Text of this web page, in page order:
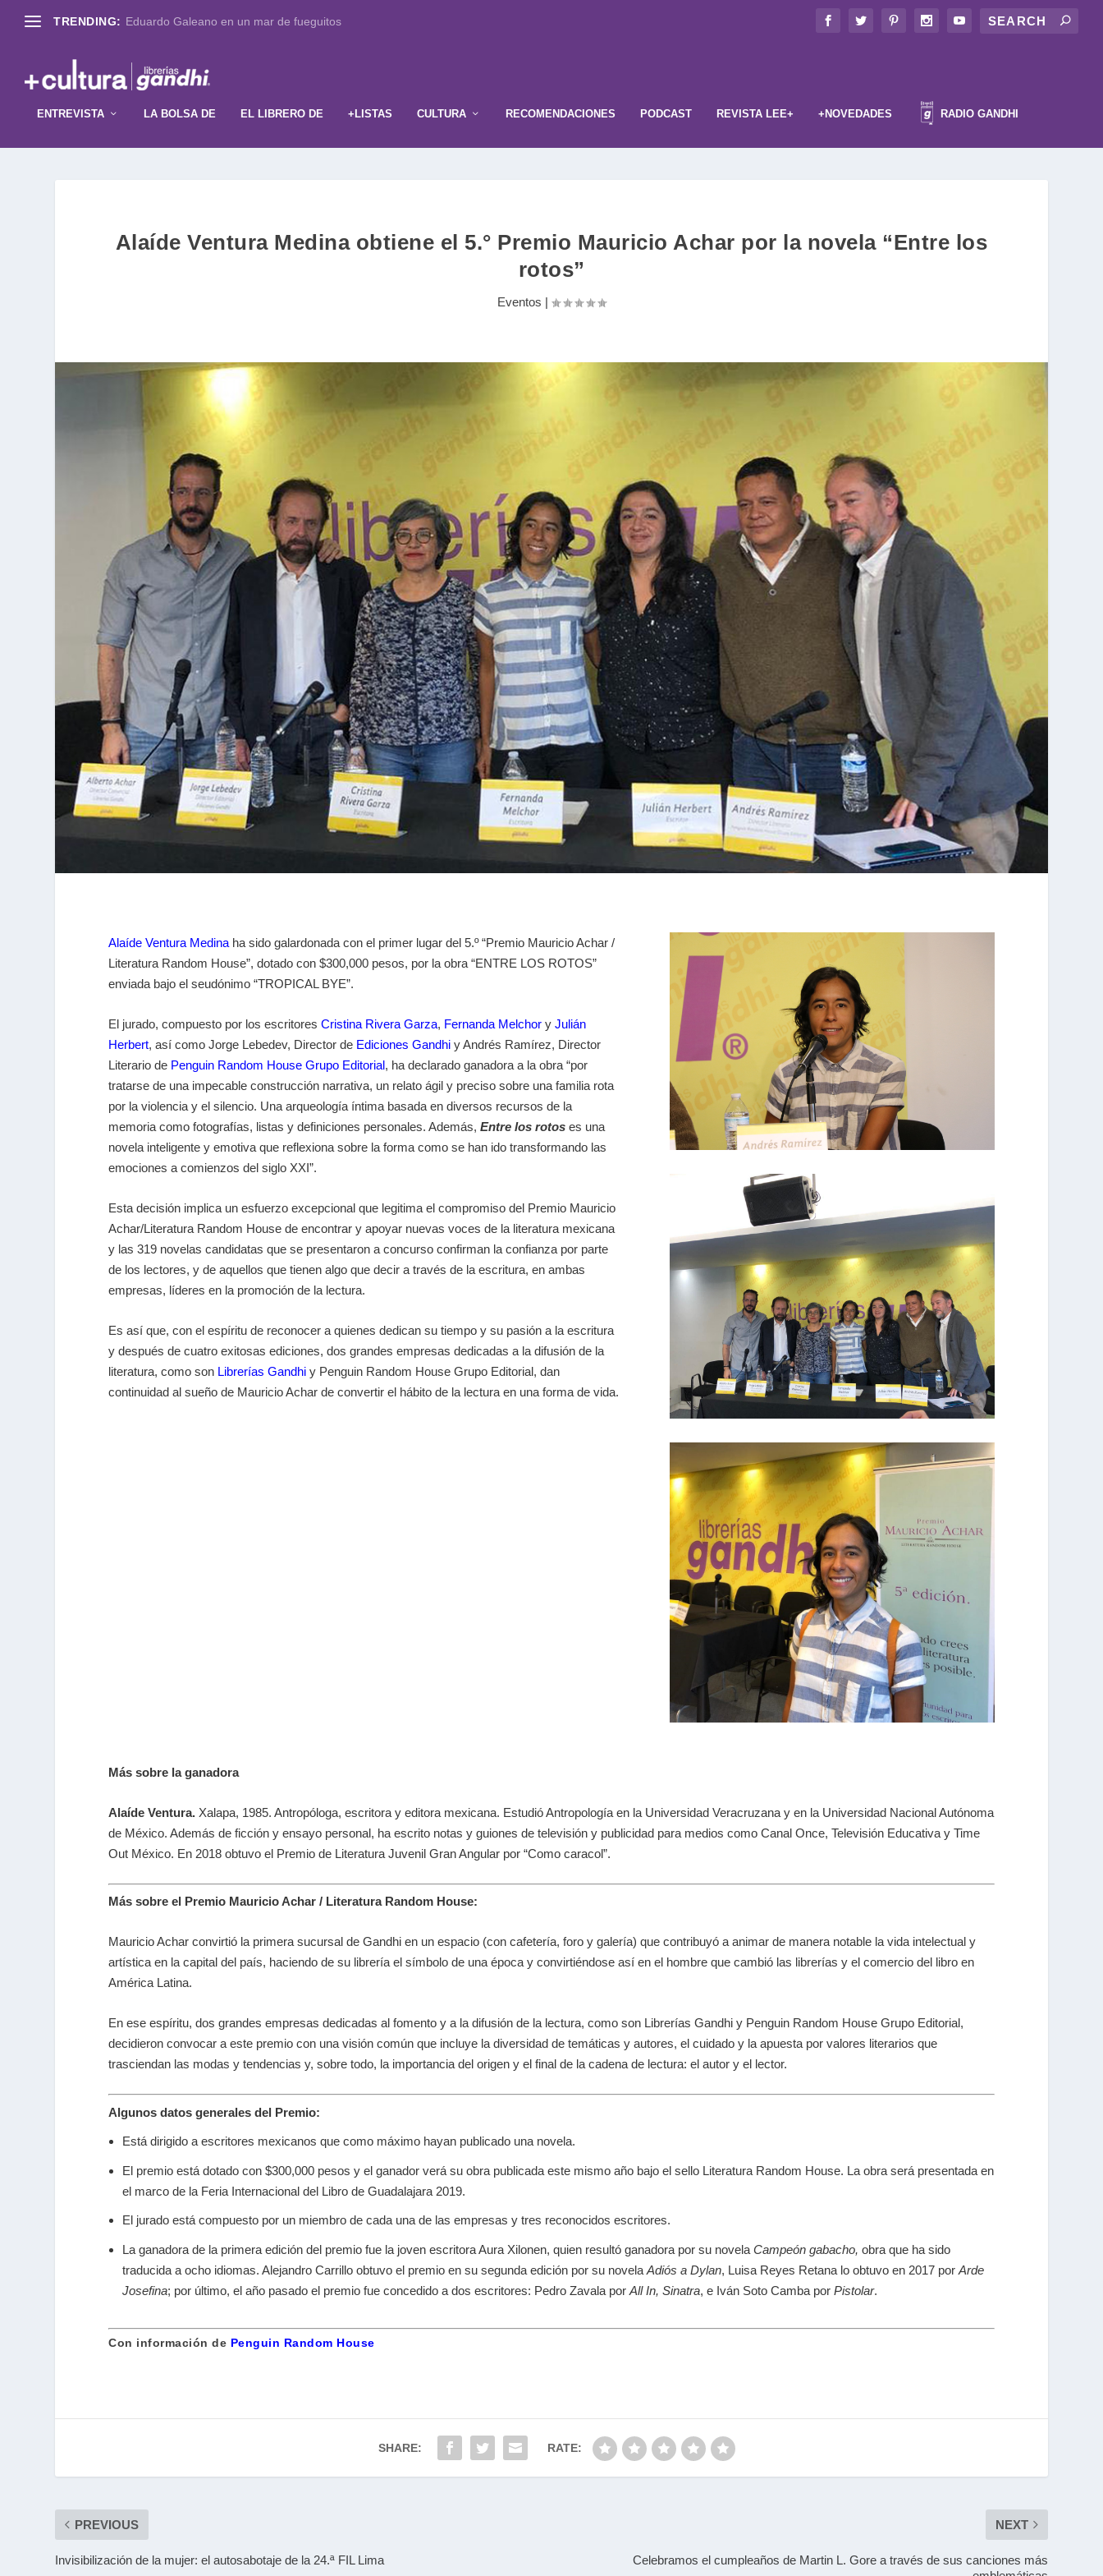
TRENDING: Eduardo Galeano en un mar de fueguitos
ENTREVISTA LA BOLSA DE EL LIBRERO DE +LISTAS CULTURA RECOMENDACIONES PODCAST REVISTA LEE+ +NOVEDADES RADIO GANDHI
Alaíde Ventura Medina obtiene el 5.° Premio Mauricio Achar por la novela “Entre los
rotos”
Eventos |
Alaíde Ventura Medinaha sido galardonada con el primer lugar del 5.º “Premio Mauricio Achar /
Literatura Random House”, dotado con $300,000 pesos, por la obra “ENTRE LOS ROTOS”
enviada bajo el seudónimo “TROPICAL BYE”.
El jurado, compuesto por los escritores Cristina Rivera Garza, Fernanda Melchor y Julián
Herbert, así como Jorge Lebedev, Director de Ediciones Gandhi y Andrés Ramírez, Director
Literario de Penguin Random House Grupo Editorial, ha declarado ganadora a la obra “por
tratarse de una impecable construcción narrativa, un relato ágil y preciso sobre una familia rota
por la violencia y el silencio. Una arqueología íntima basada en diversos recursos de la
memoria como fotografías, listas y definiciones personales. Además, Entre los rotos es una
novela inteligente y emotiva que reflexiona sobre la forma como se han ido transformando las
emociones a comienzos del siglo XXI”.
Esta decisión implica un esfuerzo excepcional que legitima el compromiso del Premio Mauricio
Achar/Literatura Random House de encontrar y apoyar nuevas voces de la literatura mexicana
y las 319 novelas candidatas que se presentaron a concurso confirman la confianza por parte
de los lectores, y de aquellos que tienen algo que decir a través de la escritura, en ambas
empresas, líderes en la promoción de la lectura.
Es así que, con el espíritu de reconocer a quienes dedican su tiempo y su pasión a la escritura
y después de cuatro exitosas ediciones, dos grandes empresas dedicadas a la difusión de la
literatura, como son Librerías Gandhi y Penguin Random House Grupo Editorial, dan
continuidad al sueño de Mauricio Achar de convertir el hábito de la lectura en una forma de vida.
Más sobre la ganadora
Alaíde Ventura. Xalapa, 1985. Antropóloga, escritora y editora mexicana. Estudió Antropología en la Universidad Veracruzana y en la Universidad Nacional Autónoma
de México. Además de ficción y ensayo personal, ha escrito notas y guiones de televisión y publicidad para medios como Canal Once, Televisión Educativa y Time
Out México. En 2018 obtuvo el Premio de Literatura Juvenil Gran Angular por “Como caracol”.
Más sobre el Premio Mauricio Achar / Literatura Random House:
Mauricio Achar convirtió la primera sucursal de Gandhi en un espacio (con cafetería, foro y galería) que contribuyó a animar de manera notable la vida intelectual y
artística en la capital del país, haciendo de su librería el símbolo de una época y convirtiéndose así en el hombre que cambió las librerías y el comercio del libro en
América Latina.
En ese espíritu, dos grandes empresas dedicadas al fomento y a la difusión de la lectura, como son Librerías Gandhi y Penguin Random House Grupo Editorial,
decidieron convocar a este premio con una visión común que incluye la diversidad de temáticas y autores, el cuidado y la apuesta por valores literarios que
trasciendan las modas y tendencias y, sobre todo, la importancia del origen y el final de la cadena de lectura: el autor y el lector.
Algunos datos generales del Premio:
Está dirigido a escritores mexicanos que como máximo hayan publicado una novela.
El premio está dotado con $300,000 pesos y el ganador verá su obra publicada este mismo año bajo el sello Literatura Random House. La obra será presentada en
el marco de la Feria Internacional del Libro de Guadalajara 2019.
El jurado está compuesto por un miembro de cada una de las empresas y tres reconocidos escritores.
La ganadora de la primera edición del premio fue la joven escritora Aura Xilonen, quien resultó ganadora por su novelaCampeón gabacho, obra que ha sido
traducida a ocho idiomas. Alejandro Carrillo obtuvo el premio en su segunda edición por su novelaAdiós a Dylan, Luisa Reyes Retana lo obtuvo en 2017 porArde
Josefina; por último, el año pasado el premio fue concedido a dos escritores: Pedro Zavala porAll In, Sinatra, e Iván Soto Camba porPistolar.
Con información de Penguin Random House
SHARE: RATE:
PREVIOUS
Invisibilización de la mujer: el autosabotaje de la 24.ª FIL Lima
NEXT
Celebramos el cumpleaños de Martin L. Gore a través de sus canciones más